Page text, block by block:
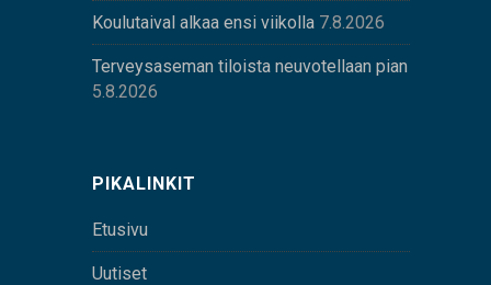
Koulutaival alkaa ensi viikolla 7.8.2026
Terveysaseman tiloista neuvotellaan pian
5.8.2026
PIKALINKIT
Etusivu
Uutiset